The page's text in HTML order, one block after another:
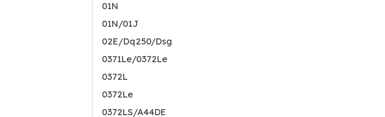
01N
01N/01J
02E/Dq250/Dsg
0371Le/0372Le
0372L
0372Le
0372LS/A44DE